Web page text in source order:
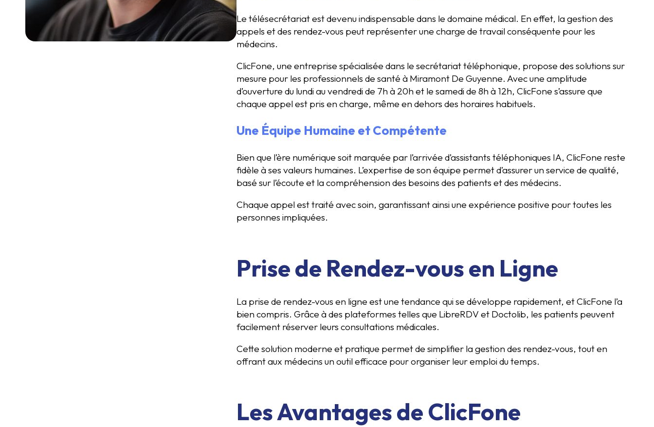
Le télésecrétariat est devenu indispensable dans le domaine médical. En effet, la gestion des
appels et des rendez-vous peut représenter une charge de travail conséquente pour les
médecins.
ClicFone, une entreprise spécialisée dans le secrétariat téléphonique, propose des solutions sur
mesure pour les professionnels de santé à Miramont De Guyenne. Avec une amplitude
d’ouverture du lundi au vendredi de 7h à 20h et le samedi de 8h à 12h, ClicFone s’assure que
chaque appel est pris en charge, même en dehors des horaires habituels.
Une Équipe Humaine et Compétente
Bien que l’ère numérique soit marquée par l’arrivée d’assistants téléphoniques IA, ClicFone reste
fidèle à ses valeurs humaines. L’expertise de son équipe permet d’assurer un service de qualité,
basé sur l’écoute et la compréhension des besoins des patients et des médecins.
Chaque appel est traité avec soin, garantissant ainsi une expérience positive pour toutes les
personnes impliquées.
Prise de Rendez-vous en Ligne
La prise de rendez-vous en ligne est une tendance qui se développe rapidement, et ClicFone l’a
bien compris. Grâce à des plateformes telles que LibreRDV et Doctolib, les patients peuvent
facilement réserver leurs consultations médicales.
Cette solution moderne et pratique permet de simplifier la gestion des rendez-vous, tout en
offrant aux médecins un outil efficace pour organiser leur emploi du temps.
Les Avantages de ClicFone